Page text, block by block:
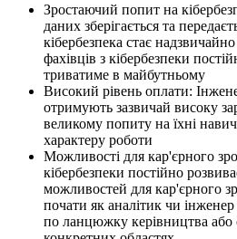
Зростаючий попит на
даних зберігається та
кібербезпека стає
фахівців з кібербезпеки
триватиме в майбутньому
Високий рівень оплати:
отримують зазвичай високу
великому попиту на їхні
характеру роботи
Можливості для кар'єрного
кібербезпеки постійно
можливостей для кар'єрного
почати як аналітик чи
по ланцюжку керівництва або